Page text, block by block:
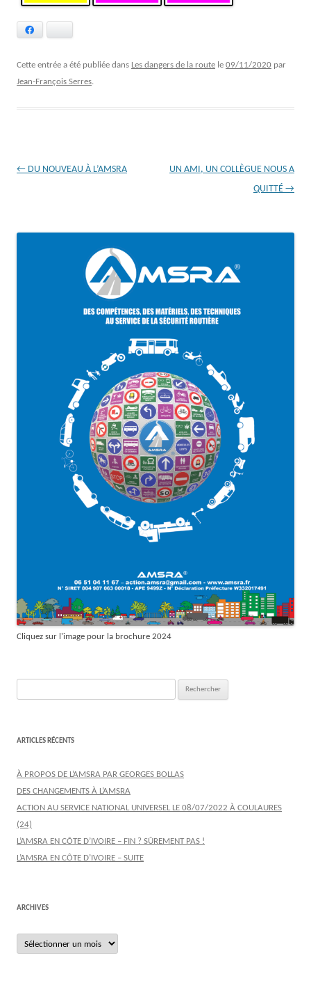
Cette entrée a été publiée dans Les dangers de la route le 09/11/2020 par
Jean-François Serres.
Navigation
← DU NOUVEAU À L’AMSRA
UN AMI, UN COLLÈGUE NOUS A
QUITTÉ →
Cliquez sur l'image pour la brochure 2024
ARTICLES RÉCENTS
À PROPOS DE L’AMSRA PAR GEORGES BOLLAS
DES CHANGEMENTS À L’AMSRA
ACTION AU SERVICE NATIONAL UNIVERSEL LE 08/07/2022 À COULAURES
(24)
L’AMSRA EN CÔTE D’IVOIRE – FIN ? SÛREMENT PAS !
L’AMSRA EN CÔTE D’IVOIRE – SUITE
ARCHIVES
Archives